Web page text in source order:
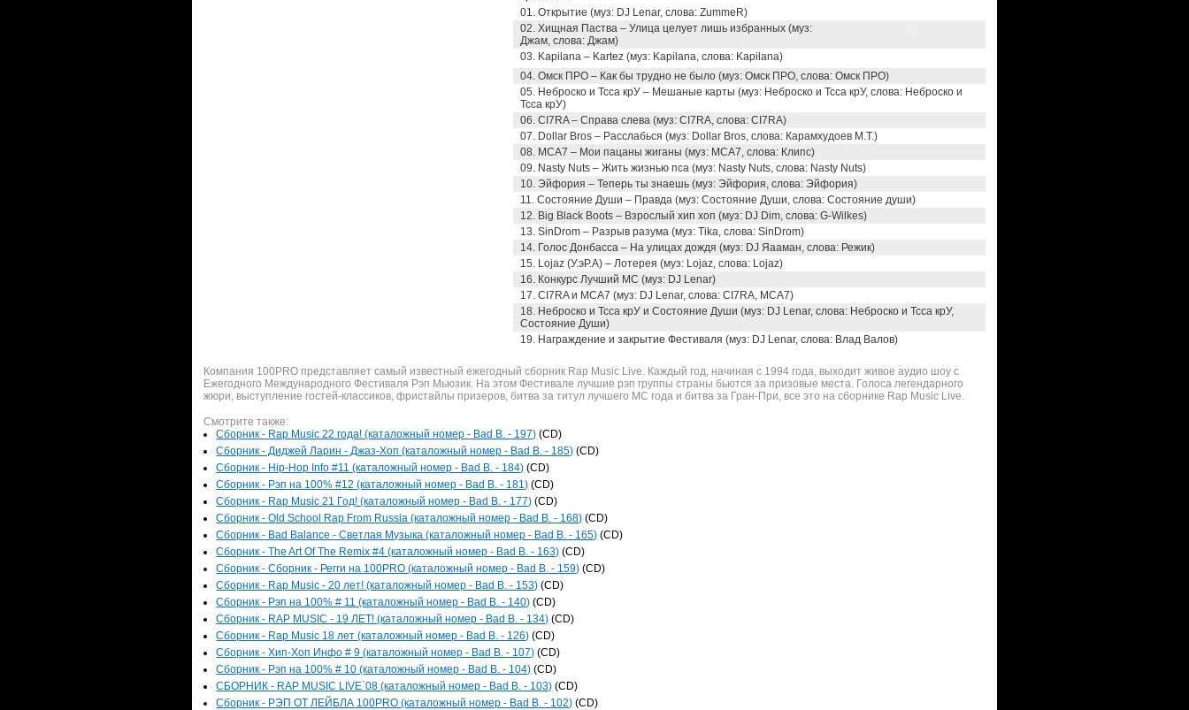
01. Открытие (муз: DJ Lenar, слова: ZummeR)
02. Хищная Паства – Улица целует лишь избранных (муз:
Джам, слова: Джам)
03. Kapilana – Kartez (муз: Kapilana, слова: Kapilana)
04. Омск ПРО – Как бы трудно не было (муз: Омск ПРО, слова: Омск ПРО)
05. Неброско и Тсса крУ – Мешаные карты (муз: Неброско и Тсса крУ, слова: Неброско и
Тсса крУ)
06. CI7RA – Справа слева (муз: CI7RA, слова: CI7RA)
07. Dollar Bros – Расслабься (муз: Dollar Bros, слова: Карамхудоев М.Т.)
08. МСА7 – Мои пацаны жиганы (муз: МСА7, слова: Клипс)
09. Nasty Nuts – Жить жизнью пса (муз: Nasty Nuts, слова: Nasty Nuts)
10. Эйфория – Теперь ты знаешь (муз: Эйфория, слова: Эйфория)
11. Состояние Души – Правда (муз: Состояние Души, слова: Состояние души)
12. Big Black Boots – Взрослый хип хоп (муз: DJ Dim, слова: G-Wilkes)
13. SinDrom – Разрыв разума (муз: Tika, слова: SinDrom)
14. Голос Донбасса – На улицах дождя (муз: DJ Яааман, слова: Режик)
15. Lojaz (У.эР.А) – Лотерея (муз: Lojaz, слова: Lojaz)
16. Конкурс Лучший МС (муз: DJ Lenar)
17. CI7RA и МСА7 (муз: DJ Lenar, слова: CI7RA, МСА7)
18. Неброско и Тсса крУ и Состояние Души (муз: DJ Lenar, слова: Неброско и Тсса крУ,
Состояние Души)
19. Награждение и закрытие Фестиваля (муз: DJ Lenar, слова: Влад Валов)
Компания 100PRO представляет самый известный ежегодный сборник Rap Music Live. Каждый год, начиная с 1994 года, выходит живое аудио шоу с
Ежегодного Международного Фестиваля Рэп Мьюзик. На этом Фестивале лучшие рэп группы страны бьются за призовые места. Голоса легендарного
жюри, выступление гостей-классиков, фристайлы призеров, битва за титул лучшего МС года и битва за Гран-При, все это на сборнике Rap Music Live.
Смотрите также:
Сборник - Rap Music 22 года! (каталожный номер - Bad B. - 197) (CD)
Сборник - Диджей Ларин - Джаз-Хоп (каталожный номер - Bad B. - 185) (CD)
Сборник - Hip-Hop Info #11 (каталожный номер - Bad B. - 184) (CD)
Сборник - Рэп на 100% #12 (каталожный номер - Bad B. - 181) (CD)
Сборник - Rap Music 21 Год! (каталожный номер - Bad B. - 177) (CD)
Сборник - Old School Rap From Russia (каталожный номер - Bad B. - 168) (CD)
Сборник - Bad Balance - Светлая Музыка (каталожный номер - Bad B. - 165) (CD)
Сборник - The Art Of The Remix #4 (каталожный номер - Bad B. - 163) (CD)
Сборник - Сборник - Регги на 100PRO (каталожный номер - Bad B. - 159) (CD)
Сборник - Rap Music - 20 лет! (каталожный номер - Bad B. - 153) (CD)
Сборник - Рэп на 100% # 11 (каталожный номер - Bad B. - 140) (CD)
Сборник - RAP MUSIC - 19 ЛЕТ! (каталожный номер - Bad B. - 134) (CD)
Сборник - Rap Music 18 лет (каталожный номер - Bad B. - 126) (CD)
Сборник - Хип-Хоп Инфо # 9 (каталожный номер - Bad B. - 107) (CD)
Сборник - Рэп на 100% # 10 (каталожный номер - Bad B. - 104) (CD)
СБОРНИК - RAP MUSIC LIVE`08 (каталожный номер - Bad B. - 103) (CD)
Сборник - РЭП ОТ ЛЕЙБЛА 100PRO (каталожный номер - Bad B. - 102) (CD)